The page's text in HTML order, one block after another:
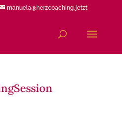
manuela@herzcoaching.jetzt